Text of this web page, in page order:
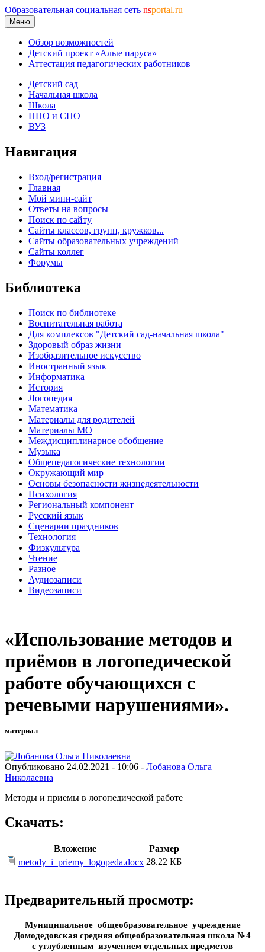
Образовательная социальная сеть nsportal.ru
Меню
Обзор возможностей
Детский проект «Алые паруса»
Аттестация педагогических работников
Детский сад
Начальная школа
Школа
НПО и СПО
ВУЗ
Навигация
Вход/регистрация
Главная
Мой мини-сайт
Ответы на вопросы
Поиск по сайту
Сайты классов, групп, кружков...
Сайты образовательных учреждений
Сайты коллег
Форумы
Библиотека
Поиск по библиотеке
Воспитательная работа
Для комплексов "Детский сад-начальная школа"
Здоровый образ жизни
Изобразительное искусство
Иностранный язык
Информатика
История
Логопедия
Математика
Материалы для родителей
Материалы МО
Междисциплинарное обобщение
Музыка
Общепедагогические технологии
Окружающий мир
Основы безопасности жизнедеятельности
Психология
Региональный компонент
Русский язык
Сценарии праздников
Технология
Физкультура
Чтение
Разное
Аудиозаписи
Видеозаписи
«Использование методов и
приёмов в логопедической
работе обучающихся с
речевыми нарушениями».
материал
Опубликовано 24.02.2021 - 10:06 - Лобанова Ольга
Николаевна
Методы и приемы в логопедической работе
Скачать:
Вложение
Размер
metody_i_priemy_logopeda.docx 28.22 КБ
Предварительный просмотр:
Муниципальное общеобразовательное учреждение
Домодедовская средняя общеобразовательная школа №4
с углубленным изучением отдельных предметов